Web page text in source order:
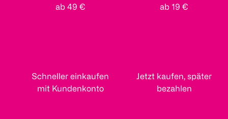
ab 49 €
ab 19 €
Schneller einkaufen
mit Kundenkonto
Jetzt kaufen, später
bezahlen